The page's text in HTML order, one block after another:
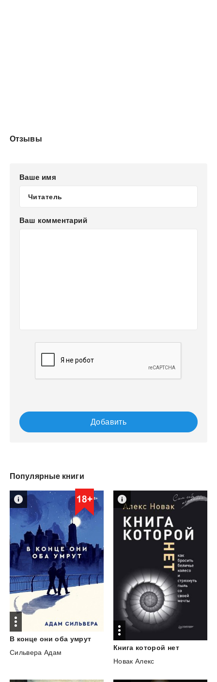
Отзывы
Ваше имя
Ваш комментарий
Добавить
Популярные книги
В конце они оба умрут
Сильвера Адам
Книга которой нет
Новак Алекс